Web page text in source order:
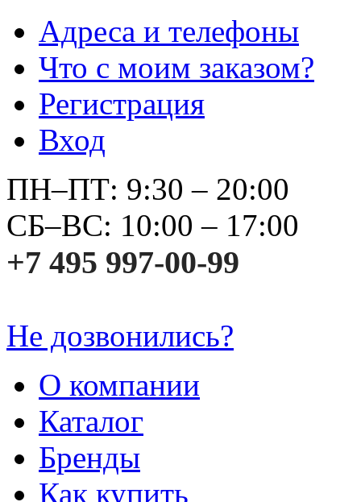
Адреса и телефоны
Что с моим заказом?
Регистрация
Вход
ПН–ПТ: 9:30 – 20:00
СБ–ВС: 10:00 – 17:00
+7 495 997-00-99
Не дозвонились?
О компании
Каталог
Бренды
Как купить